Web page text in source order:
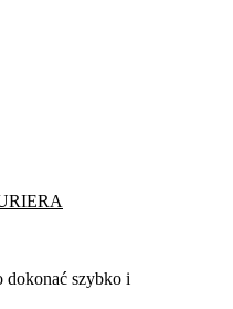
dokonać szybko i